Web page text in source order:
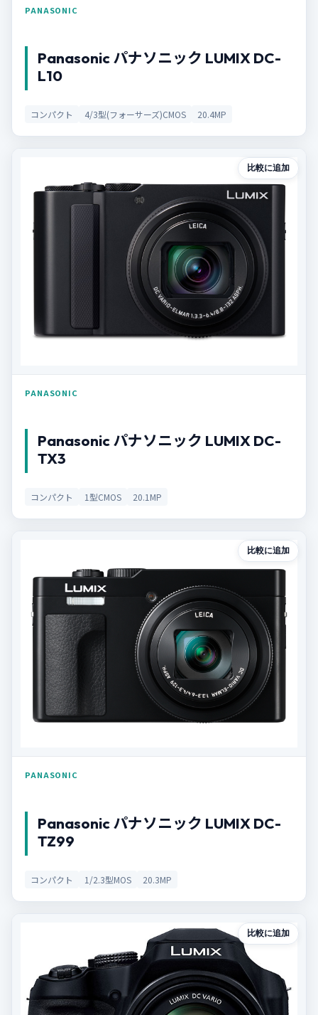
PANASONIC
Panasonic パナソニック LUMIX DC-
L10
コンパクト 4/3型(フォーサーズ)CMOS 20.4MP
比較に追加
PANASONIC
Panasonic パナソニック LUMIX DC-
TX3
コンパクト 1型CMOS 20.1MP
比較に追加
PANASONIC
Panasonic パナソニック LUMIX DC-
TZ99
コンパクト 1/2.3型MOS 20.3MP
比較に追加